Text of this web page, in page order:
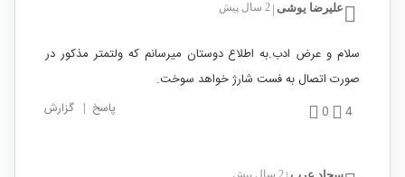
علیرضا یوشی 2 سال پیش
سلام و عرض ادب.به اطلاع دوستان میرسانم که ولتمتر مذکور در
صورت اتصال به فست شارژ خواهد سوخت.
4
0 پاسخ | گزارش
2 سال پیش